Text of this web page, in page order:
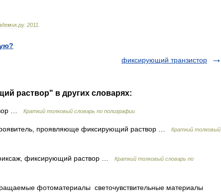
.ру. 2011
фиксирующий транзистор
раствор" в других словарях:
… Краткий толковый словарь по полиграфии
проявляюще фиксирующий раствор …
Краткий толковый
фиксирующий раствор …
Краткий толковый словарь по
фотоматериалы светочувствительные материалы